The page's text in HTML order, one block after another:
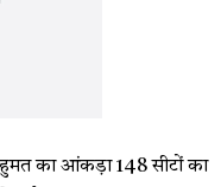
का आंकड़ा 148 सीटों का